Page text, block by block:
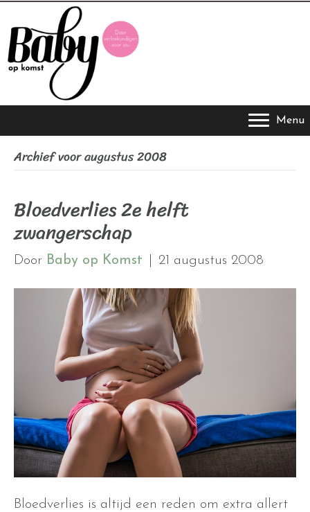
Menu
Archief voor augustus 2008
Bloedverlies 2e helft
zwangerschap
Door Baby op Komst 21 augustus 2008
Bloedverlies is altijd een reden om extra allert